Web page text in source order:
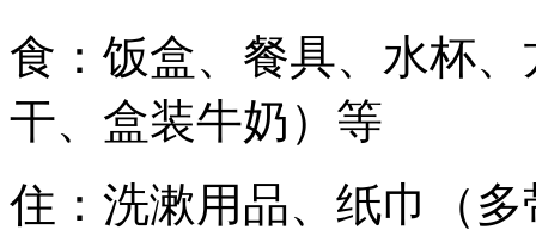
食：饭盒、餐具、水杯
干、盒装牛奶）等
住：洗漱用品、纸巾（